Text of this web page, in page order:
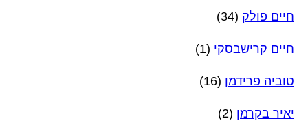
חיים פולק (34)
חיים קרישבסקי (1)
טוביה פרידמן (16)
יאיר בקרמן (2)